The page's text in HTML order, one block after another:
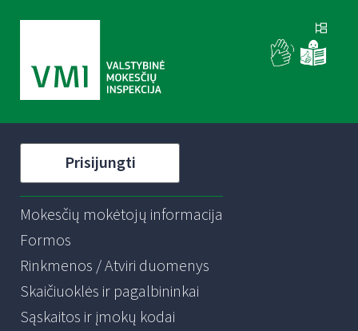
Prisijungti
Mokesčių mokėtojų informacija
Formos
Rinkmenos / Atviri duomenys
Skaičiuoklės ir pagalbininkai
Sąskaitos ir įmokų kodai